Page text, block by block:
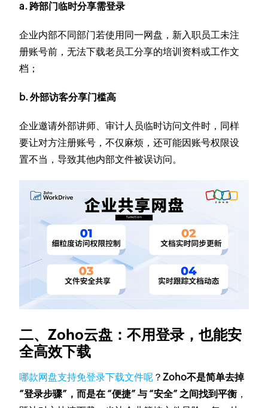
a. 跨部门临时分享需登录
企业内部不同部门若使用同一网盘，新入职员工未注
册账号前，无法下载老员工分享的培训资料或工作文
档；
b. 外部访客分享门槛高
企业邀请外部讲师、审计人员临时访问文件时，同样
要让对方注册账号，不仅麻烦，还可能因账号权限设
置不当，导致其他内部文件被误访问。
二、Zoho云盘：不用登录，也能安
全高效下载
哪款网盘支持免登录下载文件呢 ？Zoho不是简单去掉
“登录步骤”，而是在 “便捷” 与 “安全” 之间找到平衡 ，